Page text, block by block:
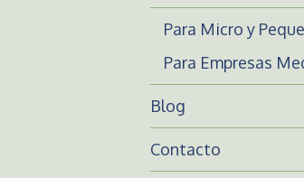
Para Micro y
Para Empresas
Blog
Contacto